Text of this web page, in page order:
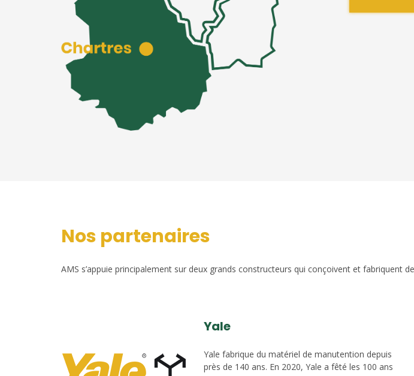
Nos partenaires
AMS s’appuie principalement sur deux grands constructeurs qui conçoivent et fabriquent
Yale
Yale fabrique du matériel de manutention depuis
près de 140 ans. En 2020, Yale a fêté les 100 ans